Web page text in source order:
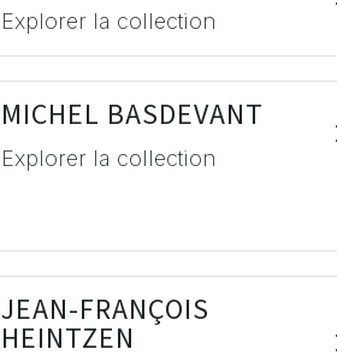
Explorer la collection
MICHEL BASDEVANT
Explorer la collection
JEAN-FRANÇOIS
HEINTZEN